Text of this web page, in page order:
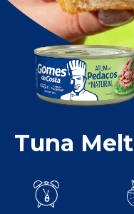
Tuna Melt